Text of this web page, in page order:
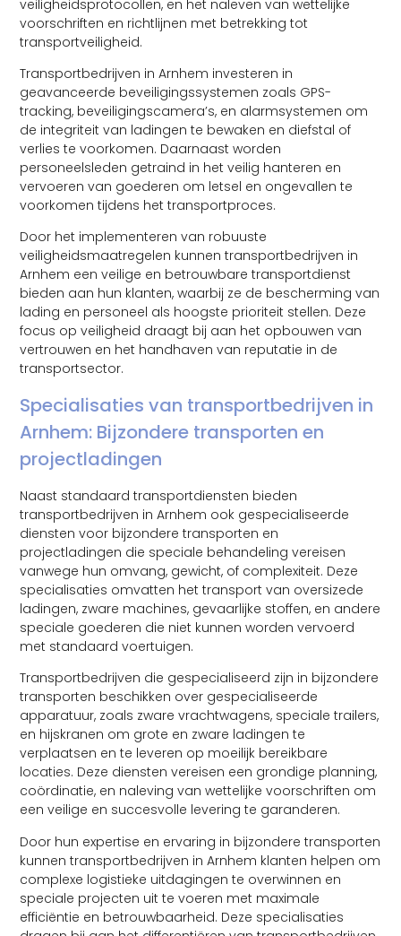
veiligheidsprotocollen, en het naleven van wettelijke
voorschriften en richtlijnen met betrekking tot
transportveiligheid.
Transportbedrijven in Arnhem investeren in
geavanceerde beveiligingssystemen zoals GPS-
tracking, beveiligingscamera’s, en alarmsystemen om
de integriteit van ladingen te bewaken en diefstal of
verlies te voorkomen. Daarnaast worden
personeelsleden getraind in het veilig hanteren en
vervoeren van goederen om letsel en ongevallen te
voorkomen tijdens het transportproces.
Door het implementeren van robuuste
veiligheidsmaatregelen kunnen transportbedrijven in
Arnhem een veilige en betrouwbare transportdienst
bieden aan hun klanten, waarbij ze de bescherming van
lading en personeel als hoogste prioriteit stellen. Deze
focus op veiligheid draagt bij aan het opbouwen van
vertrouwen en het handhaven van reputatie in de
transportsector.
Specialisaties van transportbedrijven in
Arnhem: Bijzondere transporten en
projectladingen
Naast standaard transportdiensten bieden
transportbedrijven in Arnhem ook gespecialiseerde
diensten voor bijzondere transporten en
projectladingen die speciale behandeling vereisen
vanwege hun omvang, gewicht, of complexiteit. Deze
specialisaties omvatten het transport van oversizede
ladingen, zware machines, gevaarlijke stoffen, en andere
speciale goederen die niet kunnen worden vervoerd
met standaard voertuigen.
Transportbedrijven die gespecialiseerd zijn in bijzondere
transporten beschikken over gespecialiseerde
apparatuur, zoals zware vrachtwagens, speciale trailers,
en hijskranen om grote en zware ladingen te
verplaatsen en te leveren op moeilijk bereikbare
locaties. Deze diensten vereisen een grondige planning,
coördinatie, en naleving van wettelijke voorschriften om
een veilige en succesvolle levering te garanderen.
Door hun expertise en ervaring in bijzondere transporten
kunnen transportbedrijven in Arnhem klanten helpen om
complexe logistieke uitdagingen te overwinnen en
speciale projecten uit te voeren met maximale
efficiëntie en betrouwbaarheid. Deze specialisaties